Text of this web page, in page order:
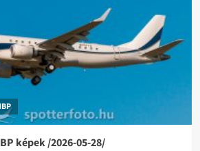
képek /2026-05-28/